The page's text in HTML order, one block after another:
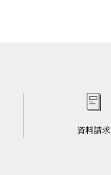
資料請求